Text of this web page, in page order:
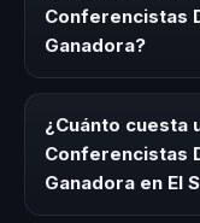
en eventos
objetivo es generar
aplicables para la
Conferencistas
Ganadora?
Deportivos y
convenciones
de integración o
impulsar un
¿Cuánto cuesta
Conferencistas
Ganadora en El